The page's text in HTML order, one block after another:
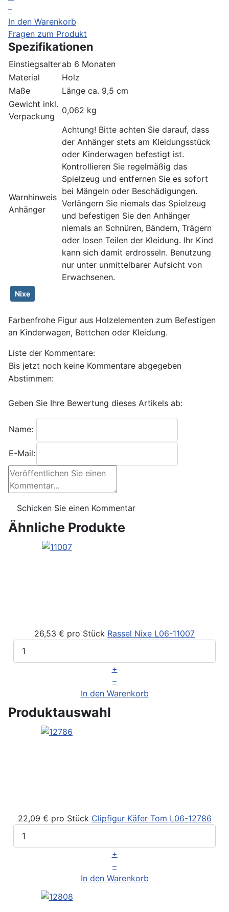
–
In den Warenkorb
Fragen zum Produkt
Spezifikationen
Einstiegsalterab 6 Monaten
Material
Holz
Maße
Länge ca. 9,5 cm
Gewicht inkl.
Verpackung
0,062 kg
Warnhinweis
Anhänger
Achtung! Bitte achten Sie darauf, dass
der Anhänger stets am Kleidungsstück
oder Kinderwagen befestigt ist.
Kontrollieren Sie regelmäßig das
Spielzeug und entfernen Sie es sofort
bei Mängeln oder Beschädigungen.
Verlängern Sie niemals das Spielzeug
und befestigen Sie den Anhänger
niemals an Schnüren, Bändern, Trägern
oder losen Teilen der Kleidung. Ihr Kind
kann sich damit erdrosseln. Benutzung
nur unter unmittelbarer Aufsicht von
Erwachsenen.
Nixe
Farbenfrohe Figur aus Holzelementen zum Befestigen
an Kinderwagen, Bettchen oder Kleidung.
Liste der Kommentare:
Bis jetzt noch keine Kommentare abgegeben
Abstimmen:
Geben Sie Ihre Bewertung dieses Artikels ab:
Name:
E-Mail:
Ähnliche Produkte
26,53 € pro Stück Rassel Nixe L06-11007
+
–
In den Warenkorb
Produktauswahl
22,09 € pro Stück Clipfigur Käfer Tom L06-12786
+
–
In den Warenkorb